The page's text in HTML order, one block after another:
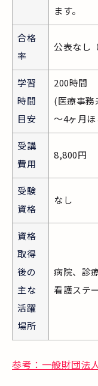
ます。
合格
率
公表なし
学習
時間
目安
200時間
(医療事務
～4ヶ月
受講
費用
8,800円
受験
資格
なし
資格
取得
後の
主な
活躍
場所
病院、診
看護ステ
参考：一般財団法